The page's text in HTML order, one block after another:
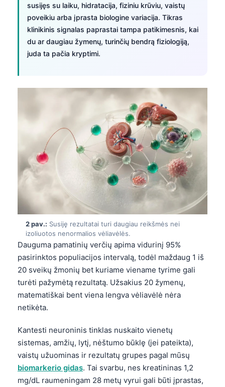
susijęs su laiku, hidratacija, fiziniu krūviu, vaistų
poveikiu arba įprasta biologine variacija. Tikras
klinikinis signalas paprastai tampa patikimesnis, kai
du ar daugiau žymenų, turinčių bendrą fiziologiją,
juda ta pačia kryptimi.
2 pav.: Susiję rezultatai turi daugiau reikšmės nei
izoliuotos nenormalios vėliavėlės.
Dauguma pamatinių verčių apima vidurinį 95%
pasirinktos populiacijos intervalą, todėl maždaug 1 iš
20 sveikų žmonių bet kuriame viename tyrime gali
turėti pažymėtą rezultatą. Užsakius 20 žymenų,
matematiškai bent viena lengva vėliavėlė nėra
netikėta.
Kantesti neuroninis tinklas nuskaito vienetų
sistemas, amžių, lytį, nėštumo būklę (jei pateikta),
vaistų užuominas ir rezultatų grupes pagal mūsų
biomarkerio gidas. Tai svarbu, nes kreatininas 1,2
mg/dL raumeningam 28 metų vyrui gali būti įprastas,